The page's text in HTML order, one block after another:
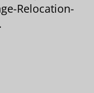
Relocation-